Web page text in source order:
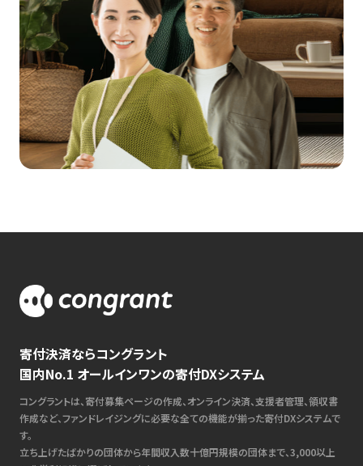
寄付決済ならコングラント
国内No.1 オールインワンの寄付DXシステム
コングラントは、寄付募集ページの作成、オンライン決済、支援者管理、領収書
作成など、ファンドレイジングに必要な全ての機能が揃った寄付DXシステムで
す。
立ち上げたばかりの団体から年間収入数十億円規模の団体まで、3,000以上